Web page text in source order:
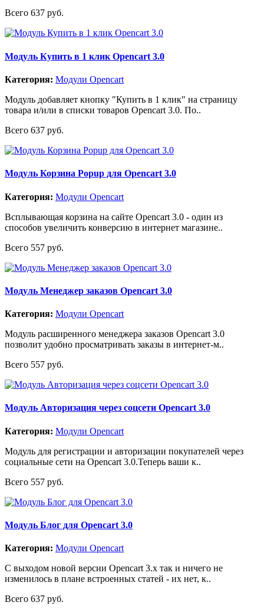
Всего 637 руб.
Модуль Купить в 1 клик Opencart 3.0
Категория: Модули Opencart
Модуль добавляет кнопку "Купить в 1 клик" на страницу
товара и/или в списки товаров Opencart 3.0. По..
Всего 637 руб.
Модуль Корзина Popup для Opencart 3.0
Категория: Модули Opencart
Всплывающая корзина на сайте Opencart 3.0 - один из
способов увеличить конверсию в интернет магазине..
Всего 557 руб.
Модуль Менеджер заказов Opencart 3.0
Категория: Модули Opencart
Модуль расширенного менеджера заказов Opencart 3.0
позволит удобно просматривать заказы в интернет-м..
Всего 557 руб.
Модуль Авторизация через соцсети Opencart 3.0
Категория: Модули Opencart
Модуль для регистрации и авторизации покупателей через
социальные сети на Opencart 3.0.Теперь ваши к..
Всего 557 руб.
Модуль Блог для Opencart 3.0
Категория: Модули Opencart
С выходом новой версии Opencart 3.x так и ничего не
изменилось в плане встроенных статей - их нет, к..
Всего 637 руб.